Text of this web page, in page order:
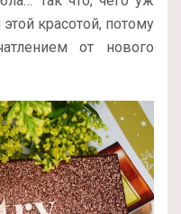
красотой, потому
от нового